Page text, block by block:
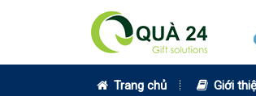
Trang chủ Giới